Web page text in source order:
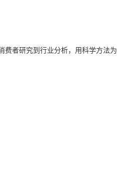
者研究到行业分析，用科学方法为